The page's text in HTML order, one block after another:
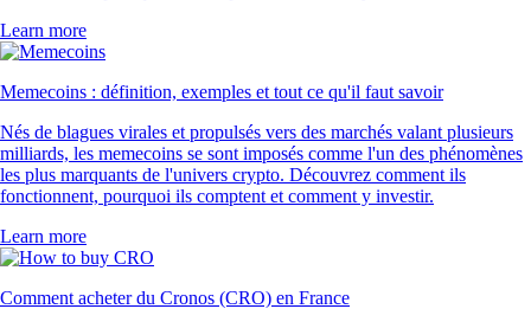
Learn more
Memecoins : définition, exemples et tout ce qu'il faut savoir
Nés de blagues virales et propulsés vers des marchés valant plusieurs
milliards, les memecoins se sont imposés comme l'un des phénomènes
les plus marquants de l'univers crypto. Découvrez comment ils
fonctionnent, pourquoi ils comptent et comment y investir.
Learn more
Comment acheter du Cronos (CRO) en France